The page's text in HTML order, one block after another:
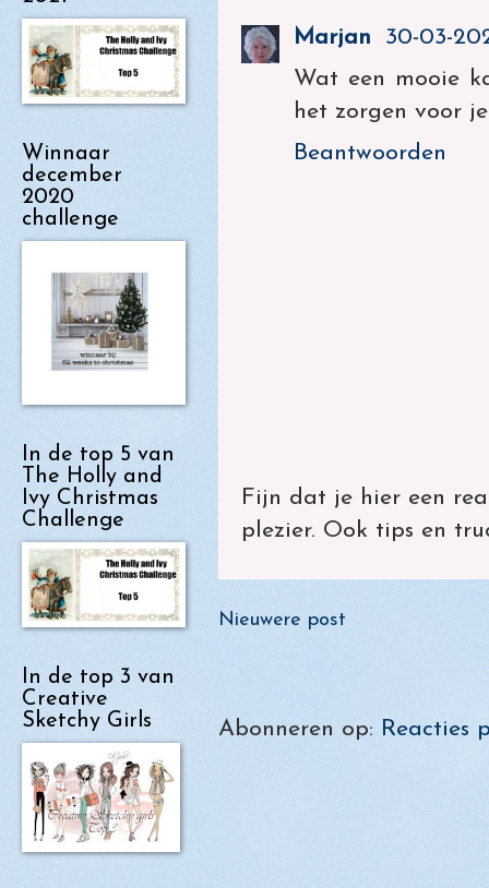
Marjan
30-03-
Wat een mooie
het zorgen voor
Beantwoorden
Fijn dat je hier een
plezier. Ook tips en
Nieuwere post
Abonneren op: Reacties
Winnaar
december
2020
challenge
In de top 5 van
The Holly and
Ivy Christmas
Challenge
In de top 3 van
Creative
Sketchy Girls